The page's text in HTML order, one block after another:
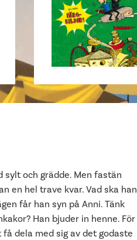
sylt och grädde. Men fastän
en hel trave kvar. Vad ska han
får han syn på Anni. Tänk
Han bjuder in henne. För
dela med sig av det godaste